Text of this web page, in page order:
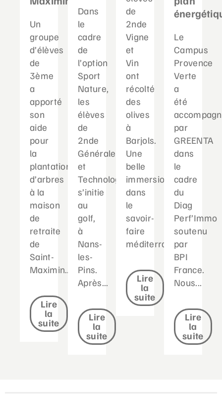
Un
groupe
d’élèves
de
3ème
a
apporté
son
aide
pour
la
plantation
d’arbres
à la
maison
de
retraite
de
Saint-
Maximin....
Lire
la
suite
Dans
le
cadre
de
l’option
Sport
Nature,
les
élèves
de
2nde
Générale
et
Technologique
s’initie
au
golf,
à
Nans-
les-
Pins.
Après...
Lire
la
suite
de
2nde
Vigne
et
Vin
ont
récolté
des
olives
à
Barjols.
Une
belle
immersion
dans
le
savoir-
faire
méditerranéen...
Lire
la
suite
Le
Campus
Provence
Verte
a
été
par
GREENTA
dans
le
cadre
du
Diag
Perf’Immo
soutenu
par
BPI
France.
Nous...
Lire
la
suite